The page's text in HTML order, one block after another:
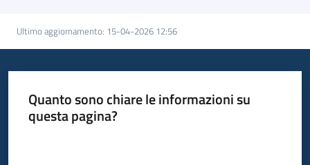
Newsletter
Seguici
Ultimo aggiornamento: 15-04-2026 12:56
Quanto sono chiare le informazioni su
questa pagina?